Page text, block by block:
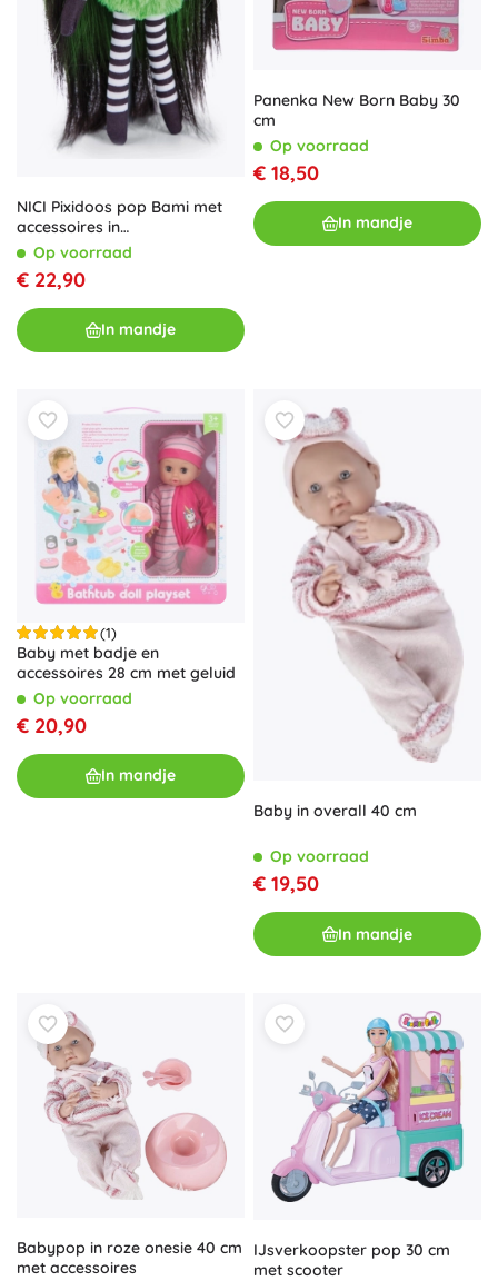
NICI Pixidoos pop Bami met
accessoires in
geschenkverpakking 20 cm
Op voorraad
€ 22,90
In mandje
Panenka New Born Baby 30
cm
Op voorraad
€ 18,50
In mandje
(1)
Baby met badje en
accessoires 28 cm met geluid
Op voorraad
€ 20,90
In mandje
Baby in overall 40 cm
Op voorraad
€ 19,50
In mandje
Babypop in roze onesie 40 cm
met accessoires
IJsverkoopster pop 30 cm
met scooter